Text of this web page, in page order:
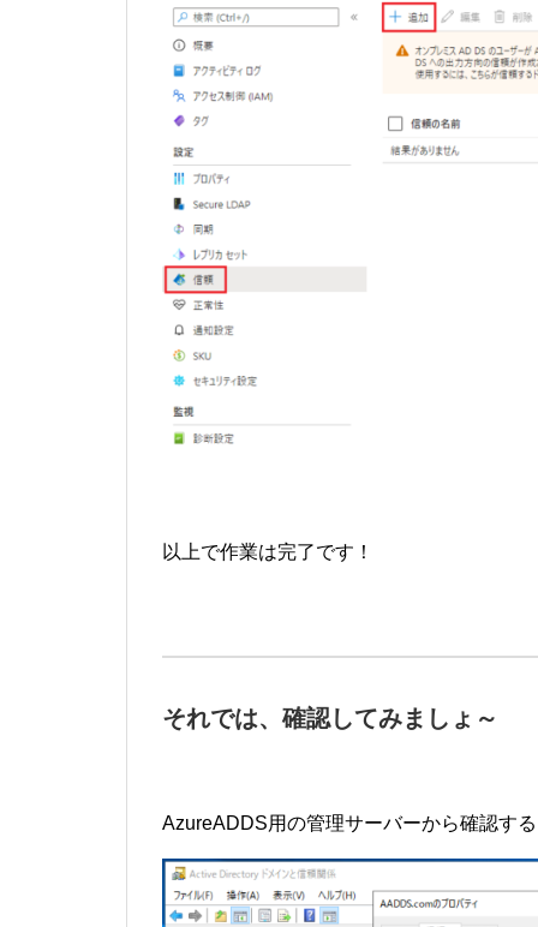
以上で作業は完了です！
それでは、確認してみましょ～
AzureADDS用の管理サーバーから確認す